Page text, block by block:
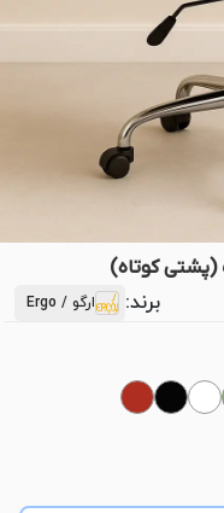
برند: ارگو / Ergo